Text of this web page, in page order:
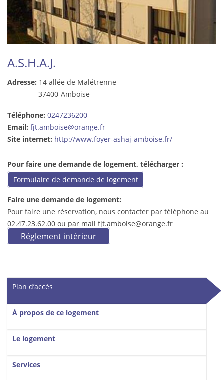
A.S.H.A.J.
Adresse: 14 allée de Malétrenne
37400 Amboise
Téléphone: 0247236200
Email: fjt.amboise@orange.fr
Site internet: http://www.foyer-ashaj-amboise.fr/
Pour faire une demande de logement, télécharger :
Formulaire de demande de logement
Faire une demande de logement:
Pour faire une réservation, nous contacter par téléphone au
02.47.23.62.00 ou par mail fjt.amboise@orange.fr
Réglement intérieur
Vertical Tabs
Plan d’accès
À propos de ce logement
Le logement
Services